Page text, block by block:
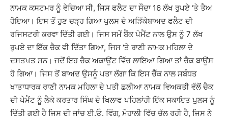
ਨਾਮਕ ਕਸਟਮਰ ਨੂੰ ਵੇਚਿਆ ਸੀ, ਜਿਸ ਫਲੈਟ ਦਾ ਸੌਦਾ 16 ਲੱਖ ਰੁਪਏ ‘ਤੇ ਤੈਅ
ਹੋਇਆ। ਇਸ ਤੋਂ ਹੁਣ ਚੜ੍ਹ ਗਿਆ ਪੁਲਸ ਦੇ ਅੜਿੱਕੇਬਾਅਦ ਫਲੈਟ ਦੀ
ਰਜਿਸਟਰੀ ਕਰਵਾ ਦਿੱਤੀ ਗਈ। ਜਿਸ ਸਮੇਂ ਬੈਂਕ ਪੇਮੈਂਟ ਨਾਲ ਉਸ ਨੂੰ 7 ਲੱਖ
ਰੁਪਏ ਦਾ ਇੱਕ ਚੈਕ ਵੀ ਦਿੱਤਾ ਗਿਆ, ਜਿਸ ‘ਤੇ ਰਾਣੀ ਨਾਮਕ ਮਹਿਲਾ ਦੇ
ਦਸਤਖਤ ਸਨ। ਜਦੋਂ ਇਹ ਚੈਕ ਅਕਾਊਂਟ ਵਿੱਚ ਲਾਇਆ ਗਿਆ ਤਾਂ ਚੈਕ ਬਾਊਂਸ
ਹੋ ਗਿਆ। ਜਿਸ ਤੋਂ ਬਾਅਦ ਉਸਨੂੰ ਪਤਾ ਲੱਗਾ ਕਿ ਇਸ ਚੈੱਕ ਨਾਲ ਸਬੰਧਤ
ਖਾਤਾਧਾਰਕ ਰਾਣੀ ਨਾਮਕ ਮਹਿਲਾ ਦੇ ਪਤੀ ਛਲੀਆ ਨਾਮਕ ਵਿਅਕਤੀ ਵੱਲੋਂ ਚੈਕ
ਦੀ ਪੇਮੈਂਟ ਨੂੰ ਲੈਕੇ ਕਰਤਾਰ ਸਿੰਘ ਦੇ ਖਿਲਾਫ ਪਹਿਲਾਂਹੀ ਇੱਕ ਸਕਾਇਤ ਪੁਲਸ ਨੂੰ
ਦਿੱਤੀ ਗਈ ਹੈ ਜਿਸ ਦੀ ਜਾਂਚ ਈ.ਓ. ਵਿੰਗ, ਮੋਹਾਲੀ ਵਿੱਚ ਚੱਲ ਰਹੀ ਹੈ, ਜਿਸ ਨੇ